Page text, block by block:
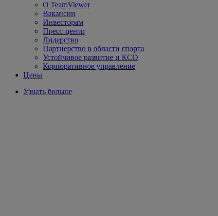
О TeamViewer
Вакансии
Инвесторам
Пресс-центр
Лидерство
Партнерство в области спорта
Устойчивое развитие и КСО
Корпоративное управление
Цены
Узнать больше